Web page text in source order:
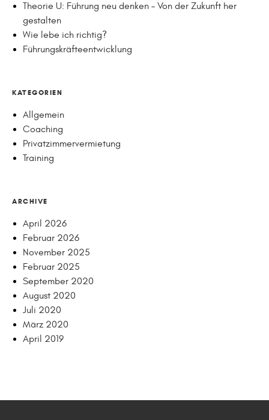
Theorie U: Führung neu denken – Von der Zukunft her
gestalten
Wie lebe ich richtig?
Führungskräfteentwicklung
KATEGORIEN
Allgemein
Coaching
Privatzimmervermietung
Training
ARCHIVE
April 2026
Februar 2026
November 2025
Februar 2025
September 2020
August 2020
Juli 2020
März 2020
April 2019